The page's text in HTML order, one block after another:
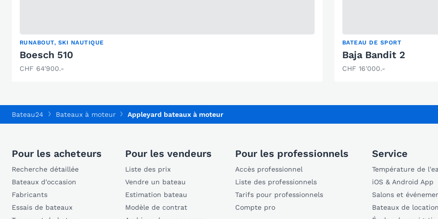
RUNABOUT, SKI NAUTIQUE
Boesch 510
CHF 64'900.-
BATEAU DE SPORT
Baja Bandit 2
CHF 16'000.-
Bateau24 Bateaux à moteur Appleyard bateaux à moteur
Pour les acheteurs
Recherche détaillée
Bateaux d'occasion
Fabricants
Essais de bateaux
Pour les vendeurs
Liste des prix
Vendre un bateau
Estimation bateau
Modèle de contrat
Pour les professionnels
Accès professionnel
Liste des professionnels
Tarifs pour professionnels
Compte pro
Service
Température de
iOS & Android App
Salons et
Bateaux de location